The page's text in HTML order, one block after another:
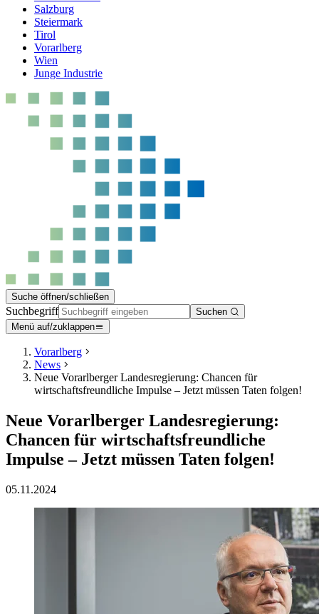
Salzburg
Steiermark
Tirol
Vorarlberg
Wien
Junge Industrie
Suche öffnen/schließen
Suchbegriff
Suchen
Menü auf/zuklappen
Vorarlberg
News
Neue Vorarlberger Landesregierung: Chancen für
wirtschaftsfreundliche Impulse – Jetzt müssen Taten folgen!
Neue Vorarlberger Landesregierung:
Chancen für wirtschaftsfreundliche
Impulse – Jetzt müssen Taten folgen!
05.11.2024